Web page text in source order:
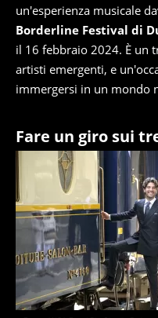
un'esperienza musicale
Borderline Festival di
il 16 febbraio 2024. È un
artisti emergenti, e
immergersi in un mondo
Fare un giro sui